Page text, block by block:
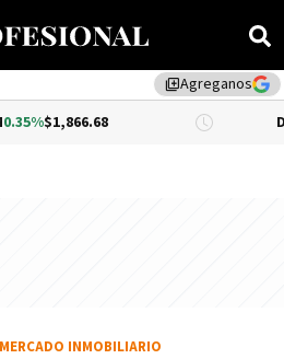
library_addAgreganos
DÓLAR BNA
MERCADO INMOBILIARIO